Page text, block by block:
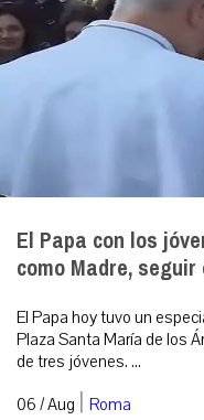
El Papa con los
como Madre,
El Papa hoy tuvo un
Plaza Santa María de los
de tres jóvenes. ...
06 / Aug | Roma